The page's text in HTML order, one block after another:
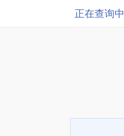
正在查询中